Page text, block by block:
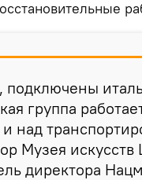
группа
над
Музея
директора